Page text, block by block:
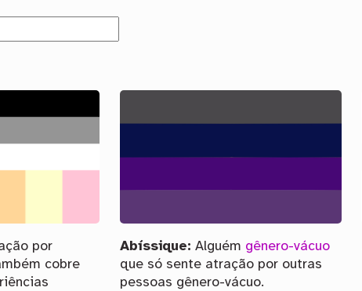
por
cobre
Abíssique: Alguém gênero-vácuo
que só sente atração por outras
pessoas gênero-vácuo.